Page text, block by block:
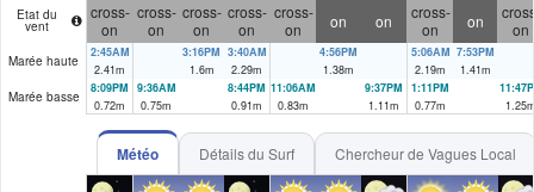
Etat du
vent
cross-
on
cross-
on
cross-
on
cross-
on
cross-
on
on on
cross-
on
on
on
Marée haute
2:45AM
2.41m
3:16PM
1.6m
3:40AM
2.29m
4:56PM
1.38m
5:06AM
2.19m
7:53PM
1.41m
Marée basse
8:09PM
0.72m
9:36AM
0.75m
8:44PM
0.91m
11:06AM
0.83m
9:37PM
1.11m
1:11PM
0.77m
1.25
Météo Détails du Surf Chercheur de Vagues Local